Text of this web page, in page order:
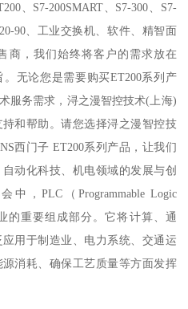
S7-200SMART、S7-300、S7-
90、工业交换机、软件、精智面
商，我们始终将客户的需求放在
无论您是需要购买ET200系列产
服务需求，浔之漫智控技术(上海)
和帮助。请您选择浔之漫智控技
西门子 ET200系列产品，让我们
动化科技、机电领域的发展与创
，PLC（Programmable Logic
的重要组成部分。它将计算、通
用于制造业、电力系统、交通运
消耗、确保工艺质量等方面发挥